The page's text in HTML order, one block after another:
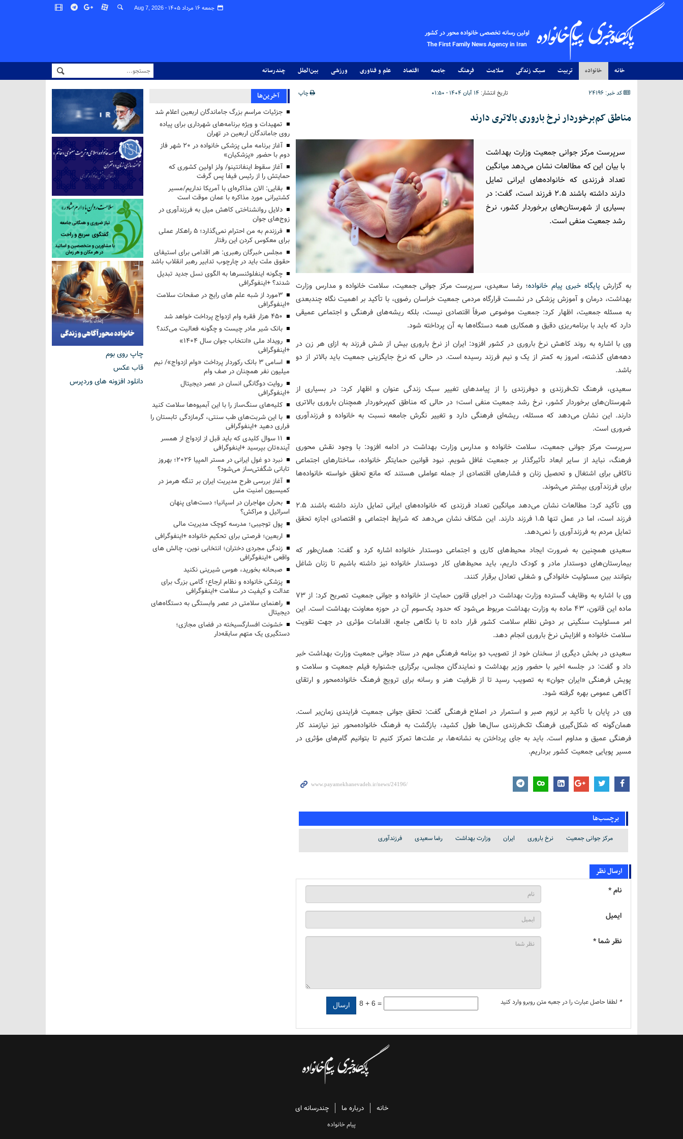
جمعه ۱۶ مرداد ۱۴۰۵ - Aug 7, 2026
اولین رسانه تخصصی خانواده محور در کشور
The First Family News Agency in Iran
خانه خانواده تربیت سبک زندگی سلامت فرهنگ جامعه اقتصاد علم و فناوری ورزشی بین‌الملل چندرسانه
کد خبر: 24196 تاریخ انتشار: ۱۴ آبان ۱۴۰۴ - ۰۱:۵۰ چاپ
مناطق کم‌برخوردار نرخ باروری بالاتری دارند
سرپرست مرکز جوانی جمعیت وزارت بهداشت
با بیان این که مطالعات نشان می‌دهد میانگین
تعداد فرزندی که خانواده‌های ایرانی تمایل
دارند داشته باشند 2.5 فرزند است، گفت: در
بسیاری از شهرستان‌های برخوردار کشور، نرخ
رشد جمعیت منفی است.
به گزارش پایگاه خبری پیام خانواده؛ رضا سعیدی، سرپرست مرکز جوانی جمعیت، سلامت خانواده و مدارس وزارت
بهداشت، درمان و آموزش پزشکی در نشست قرارگاه مردمی جمعیت خراسان رضوی، با تأکید بر اهمیت نگاه چندبعدی
به مسئله جمعیت، اظهار کرد: جمعیت موضوعی صرفاً اقتصادی نیست، بلکه ریشه‌های فرهنگی و اجتماعی عمیقی
دارد که باید با برنامه‌ریزی دقیق و همکاری همه دستگاه‌ها به آن پرداخته شود.
وی با اشاره به روند کاهش نرخ باروری در کشور افزود: ایران از نرخ باروری بیش از شش فرزند به ازای هر زن در
دهه‌های گذشته، امروز به کمتر از یک و نیم فرزند رسیده است. در حالی که نرخ جایگزینی جمعیت باید بالاتر از دو
باشد.
سعیدی، فرهنگ تک‌فرزندی و دوفرزندی را از پیامدهای تغییر سبک زندگی عنوان و اظهار کرد: در بسیاری از
شهرستان‌های برخوردار کشور، نرخ رشد جمعیت منفی است؛ در حالی که مناطق کم‌برخوردار همچنان باروری بالاتری
دارند. این نشان می‌دهد که مسئله، ریشه‌ای فرهنگی دارد و تغییر نگرش جامعه نسبت به خانواده و فرزندآوری
ضروری است.
سرپرست مرکز جوانی جمعیت، سلامت خانواده و مدارس وزارت بهداشت در ادامه افزود: با وجود نقش محوری
فرهنگ، نباید از سایر ابعاد تأثیرگذار بر جمعیت غافل شویم. نبود قوانین حمایتگر خانواده، ساختارهای اجتماعی
ناکافی برای اشتغال و تحصیل زنان و فشارهای اقتصادی از جمله عواملی هستند که مانع تحقق خواسته خانواده‌ها
برای فرزندآوری بیشتر می‌شوند.
وی تأکید کرد: مطالعات نشان می‌دهد میانگین تعداد فرزندی که خانواده‌های ایرانی تمایل دارند داشته باشند 2.5
فرزند است، اما در عمل تنها 1.5 فرزند دارند. این شکاف نشان می‌دهد که شرایط اجتماعی و اقتصادی اجازه تحقق
تمایل مردم به فرزندآوری را نمی‌دهد.
سعیدی همچنین به ضرورت ایجاد محیط‌های کاری و اجتماعی دوستدار خانواده اشاره کرد و گفت: همان‌طور که
بیمارستان‌های دوستدار مادر و کودک داریم، باید محیط‌های کار دوستدار خانواده نیز داشته باشیم تا زنان شاغل
بتوانند بین مسئولیت خانوادگی و شغلی تعادل برقرار کنند.
وی با اشاره به وظایف گسترده وزارت بهداشت در اجرای قانون حمایت از خانواده و جوانی جمعیت تصریح کرد: از 73
ماده این قانون، 43 ماده به وزارت بهداشت مربوط می‌شود که حدود یک‌سوم آن در حوزه معاونت بهداشت است. این
امر مسئولیت سنگینی بر دوش نظام سلامت کشور قرار داده تا با نگاهی جامع، اقدامات مؤثری در جهت تقویت
سلامت خانواده و افزایش نرخ باروری انجام دهد.
سعیدی در بخش دیگری از سخنان خود از تصویب دو برنامه فرهنگی مهم در ستاد جوانی جمعیت وزارت بهداشت خبر
داد و گفت: در جلسه اخیر با حضور وزیر بهداشت و نمایندگان مجلس، برگزاری جشنواره فیلم جمعیت و سلامت و
پویش فرهنگی «ایران جوان» به تصویب رسید تا از ظرفیت هنر و رسانه برای ترویج فرهنگ خانواده‌محور و ارتقای
آگاهی عمومی بهره گرفته شود.
وی در پایان با تأکید بر لزوم صبر و استمرار در اصلاح فرهنگی گفت: تحقق جوانی جمعیت فرایندی زمان‌بر است.
همان‌گونه که شکل‌گیری فرهنگ تک‌فرزندی سال‌ها طول کشید، بازگشت به فرهنگ خانواده‌محور نیز نیازمند کار
فرهنگی عمیق و مداوم است. باید به جای پرداختن به نشانه‌ها، بر علت‌ها تمرکز کنیم تا بتوانیم گام‌های مؤثری در
مسیر پویایی جمعیت کشور برداریم.
برچسب‌ها
مرکز جوانی جمعیت نرخ باروری ایران وزارت بهداشت رضا سعیدی فرزندآوری
ارسال نظر
نام *
ایمیل
نظر شما *
* لطفا حاصل عبارت را در جعبه متن روبرو وارد کنید 8 + 6 =
آخرین‌ها
جزئیات مراسم بزرگ جاماندگان اربعین اعلام شد
تمهیدات و ویژه برنامه‌های شهرداری برای پیاده
روی جاماندگان اربعین در تهران
آغاز برنامه ملی پزشکی خانواده در ۲۰ شهر فاز
دوم با حضور «پزشکیان»
آغاز سقوط اینفانتینو/ ولز اولین کشوری که
حمایتش را از رئیس فیفا پس گرفت
بقایی: الان مذاکره‌ای با آمریکا نداریم/مسیر
کشتیرانی مورد مذاکره با عمان موقت است
دلایل روانشناختی کاهش میل به فرزندآوری در
زوج‌های جوان
فرزندم به من احترام نمی‌گذارد؛ ۵ راهکار عملی
برای معکوس کردن این رفتار
مجلس خبرگان رهبری: هر اقدامی برای استیفای
حقوق ملت باید در چارچوب تدابیر رهبر انقلاب باشد
چگونه اینفلوئنسرها به الگوی نسل جدید تبدیل
شدند؟ +اینفوگرافی
3مورد از شبه علم های رایج در صفحات سلامت
+اینفوگرافی
۴۵۰ هزار فقره وام ازدواج پرداخت خواهد شد
بانک شیر مادر چیست و چگونه فعالیت می‌کند؟
رویداد ملی «انتخاب جوان سال ۱۴۰۴»
+اینفوگرافی
اسامی ۳ بانک رکوردار پرداخت «وام ازدواج»/ نیم
میلیون نفر همچنان در صف وام
روایت دوگانگی انسان در عصر دیجیتال
+اینفوگرافی
کلیه‌های سنگ‌ساز را با این آبمیوه‌ها سلامت کنید
با این شربت‌های طب سنتی، گرمازدگی تابستان را
فراری دهید +اینفوگرافی
۱۱ سوال کلیدی که باید قبل از ازدواج از همسر
آینده‌تان بپرسید +اینفوگرافی
نبرد دو غول ایرانی در مستر المپیا ۲۰۲۶؛ بهروز
تابانی شگفتی‌ساز می‌شود؟
آغاز بررسی طرح مدیریت ایران بر تنگه هرمز در
کمیسیون امنیت ملی
بحران مهاجران در اسپانیا؛ دست‌های پنهان
اسرائیل و مراکش؟
پول توجیبی؛ مدرسه کوچک مدیریت مالی
اربعین؛ فرصتی برای تحکیم خانواده +اینفوگرافی
زندگی مجردی دختران؛ انتخابی نوین، چالش های
واقعی +اینفوگرافی
صبحانه بخورید، هوس شیرینی نکنید
پزشکی خانواده و نظام ارجاع؛ گامی بزرگ برای
عدالت و کیفیت در سلامت +اینفوگرافی
راهنمای سلامتی در عصر وابستگی به دستگاه‌های
دیجیتال
خشونت افسارگسیخته در فضای مجازی؛
دستگیری یک متهم سابقه‌دار
چاپ روی بوم
قاب عکس
دانلود افزونه های وردپرس
خانه درباره ما چندرسانه ای
پیام خانواده